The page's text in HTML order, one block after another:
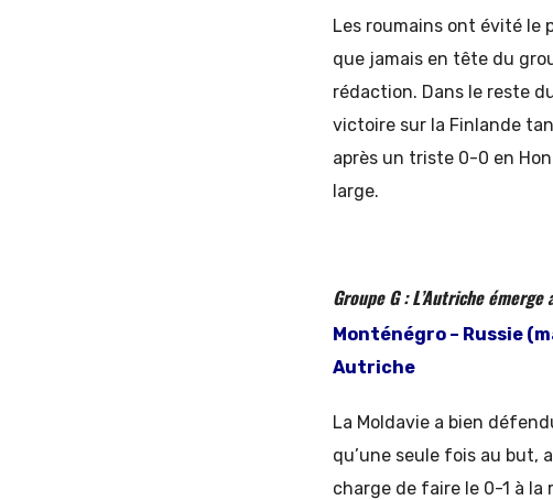
Les roumains ont évité le
que jamais en tête du
rédaction. Dans le reste
victoire sur la Finlande
après un triste 0-0 en
large.
Groupe G : L’Autriche
Monténégro – Russie
Autriche
La Moldavie a bien
qu’une seule fois au but,
charge de faire le 0-1 à